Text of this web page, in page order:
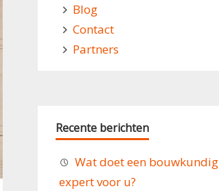
Blog
Contact
Partners
Recente berichten
Wat doet een bouwkundig
expert voor u?